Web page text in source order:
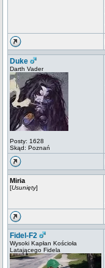
Duke
Darth Vader
Posty: 1628
Skąd: Poznań
Miria
[Usunięty]
Fidel-F2
Wysoki Kapłan Kościoła
Latającego Fidela